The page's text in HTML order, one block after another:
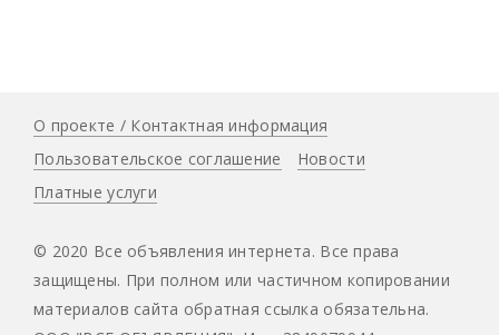
О проекте / Контактная информация
Пользовательское соглашение
Новости
Платные услуги
© 2020 Все объявления интернета. Все права
защищены. При полном или частичном копировании
материалов сайта обратная ссылка обязательна.